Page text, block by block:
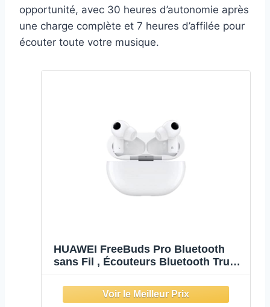
opportunité, avec 30 heures d’autonomie après
une charge complète et 7 heures d’affilée pour
écouter toute votre musique.
HUAWEI FreeBuds Pro Bluetooth
sans Fil , Écouteurs Bluetooth True
Active Ajustable, Système à 3
Microphones, Charge sans Fil, Blanc